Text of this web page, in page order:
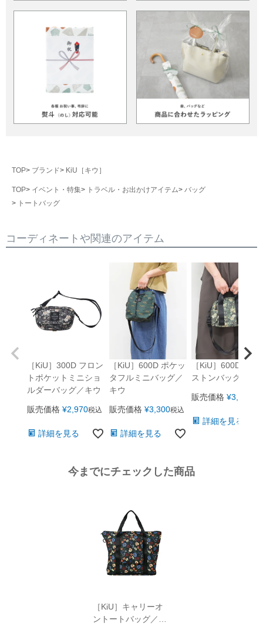
TOP ブランド KiU［キウ］
TOP イベント・特集 トラベル・お出かけアイテム
バッグ
トートバッグ
コーディネートや関連のアイテム
［KiU］300D フロン
トポケットミニショ
ルダーバッグ／キウ
販売価格 ¥2,970税込
詳細を見る
［KiU］600D ポケッ
タフルミニバッグ／
キウ
販売価格 ¥3,300税込
詳細を見る
［KiU］600D ミニ
ストンバッグ／キ
販売価格 ¥3,850
詳細を見る
今までにチェックした商品
［KiU］キャリーオ
ントートバッグ／キ